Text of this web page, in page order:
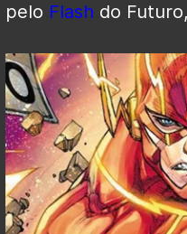
pelo Flash do